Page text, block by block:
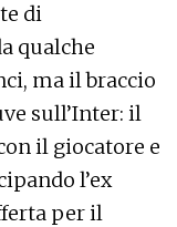
di
qualche
ma il braccio
sull’Inter: il
il giocatore e
l’ex
per il